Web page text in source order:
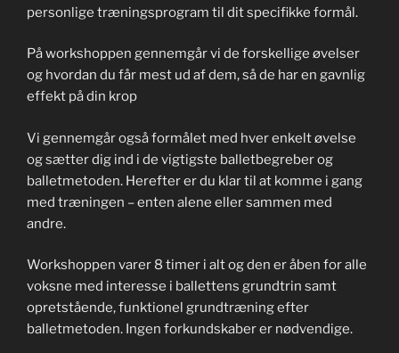
personlige træningsprogram til dit specifikke formål.
På workshoppen gennemgår vi de forskellige øvelser
og hvordan du får mest ud af dem, så de har en gavnlig
effekt på din krop
Vi gennemgår også formålet med hver enkelt øvelse
og sætter dig ind i de vigtigste balletbegreber og
balletmetoden. Herefter er du klar til at komme i gang
med træningen – enten alene eller sammen med
andre.
Workshoppen varer 8 timer i alt og den er åben for alle
voksne med interesse i ballettens grundtrin samt
opretstående, funktionel grundtræning efter
balletmetoden. Ingen forkundskaber er nødvendige.